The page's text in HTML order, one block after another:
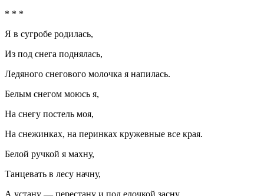
* * *
Я в сугробе родилась,
Из под снега поднялась,
Ледяного снегового молочка я напилась.
Белым снегом моюсь я,
На снегу постель моя,
На снежинках, на перинках кружевные все края.
Белой ручкой я махну,
Танцевать в лесу начну,
А устану — перестану и под елочкой засну.